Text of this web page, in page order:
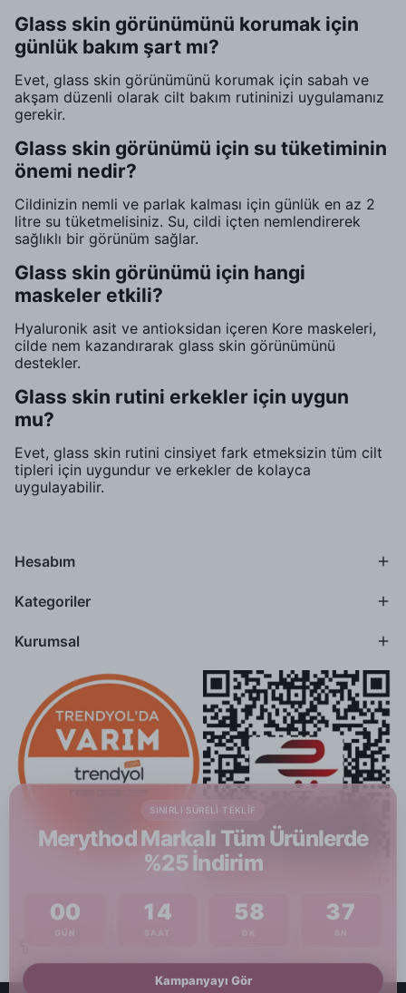
Glass skin görünümünü korumak için
günlük bakım şart mı?
Evet, glass skin görünümünü korumak için sabah ve
akşam düzenli olarak cilt bakım rutininizi uygulamanız
gerekir.
Glass skin görünümü için su tüketiminin
önemi nedir?
Cildinizin nemli ve parlak kalması için günlük en az 2
litre su tüketmelisiniz. Su, cildi içten nemlendirerek
sağlıklı bir görünüm sağlar.
Glass skin görünümü için hangi
maskeler etkili?
Hyaluronik asit ve antioksidan içeren Kore maskeleri,
cilde nem kazandırarak glass skin görünümünü
destekler.
Glass skin rutini erkekler için uygun
mu?
Evet, glass skin rutini cinsiyet fark etmeksizin tüm cilt
tipleri için uygundur ve erkekler de kolayca
uygulayabilir.
Hesabım
Kategoriler
Kurumsal
SINIRLI SÜRELI TEKLIF
Merythod Markalı Tüm Ürünlerde
%25 İndirim
00
GÜN
14
SAAT
58
DK
36
SN
Kampanyayı Gör